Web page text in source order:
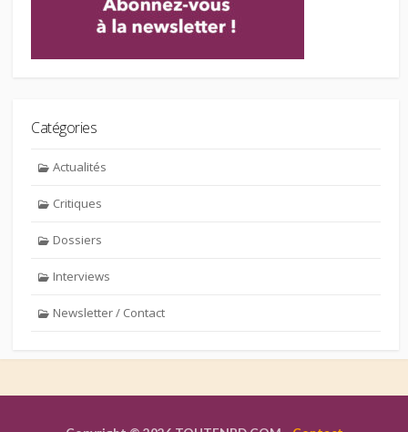
Catégories
Actualités
Critiques
Dossiers
Interviews
Newsletter / Contact